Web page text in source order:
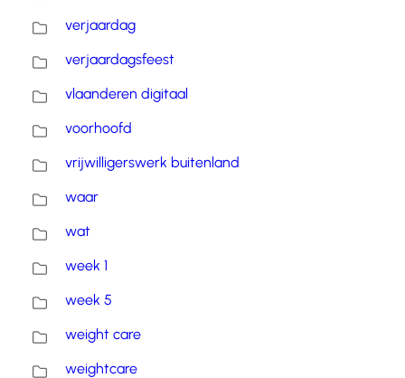
verjaardag
verjaardagsfeest
vlaanderen digitaal
voorhoofd
vrijwilligerswerk buitenland
waar
wat
week 1
week 5
weight care
weightcare